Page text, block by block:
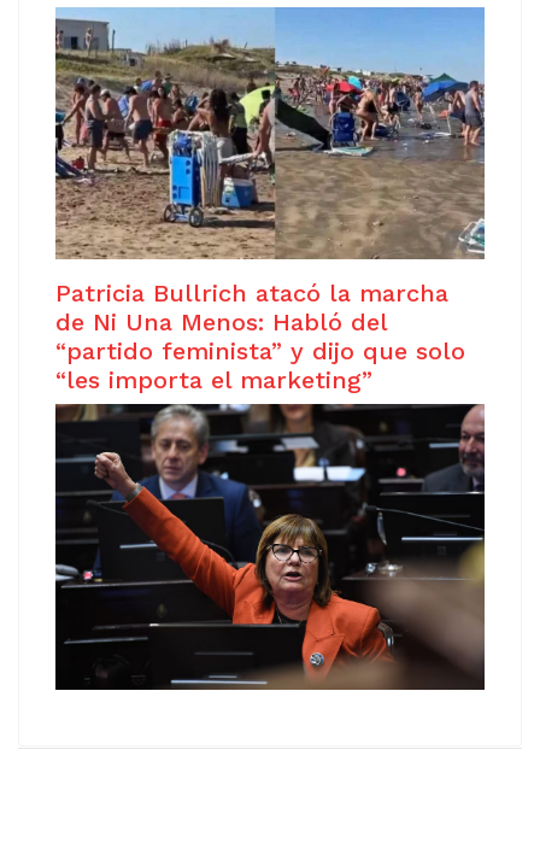
Patricia Bullrich atacó la marcha
de Ni Una Menos: Habló del
“partido feminista” y dijo que solo
“les importa el marketing”